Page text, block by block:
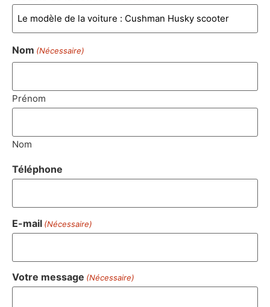
Nom (Nécessaire)
Prénom
Nom
Téléphone
E-mail (Nécessaire)
Votre message (Nécessaire)